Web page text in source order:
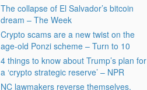
The collapse of El Salvador’s bitcoin
dream – The Week
Crypto scams are a new twist on the
age-old Ponzi scheme – Turn to 10
4 things to know about Trump’s plan for
a ‘crypto strategic reserve’ – NPR
NC lawmakers reverse themselves,